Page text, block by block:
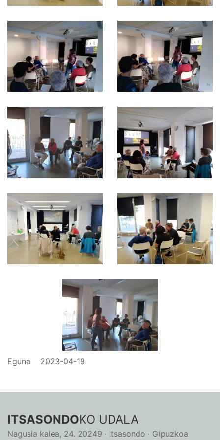
Eguna 2023-04-19
ITSASONDOKO UDALA
Nagusia kalea, 24. 20249 · Itsasondo · Gipuzkoa